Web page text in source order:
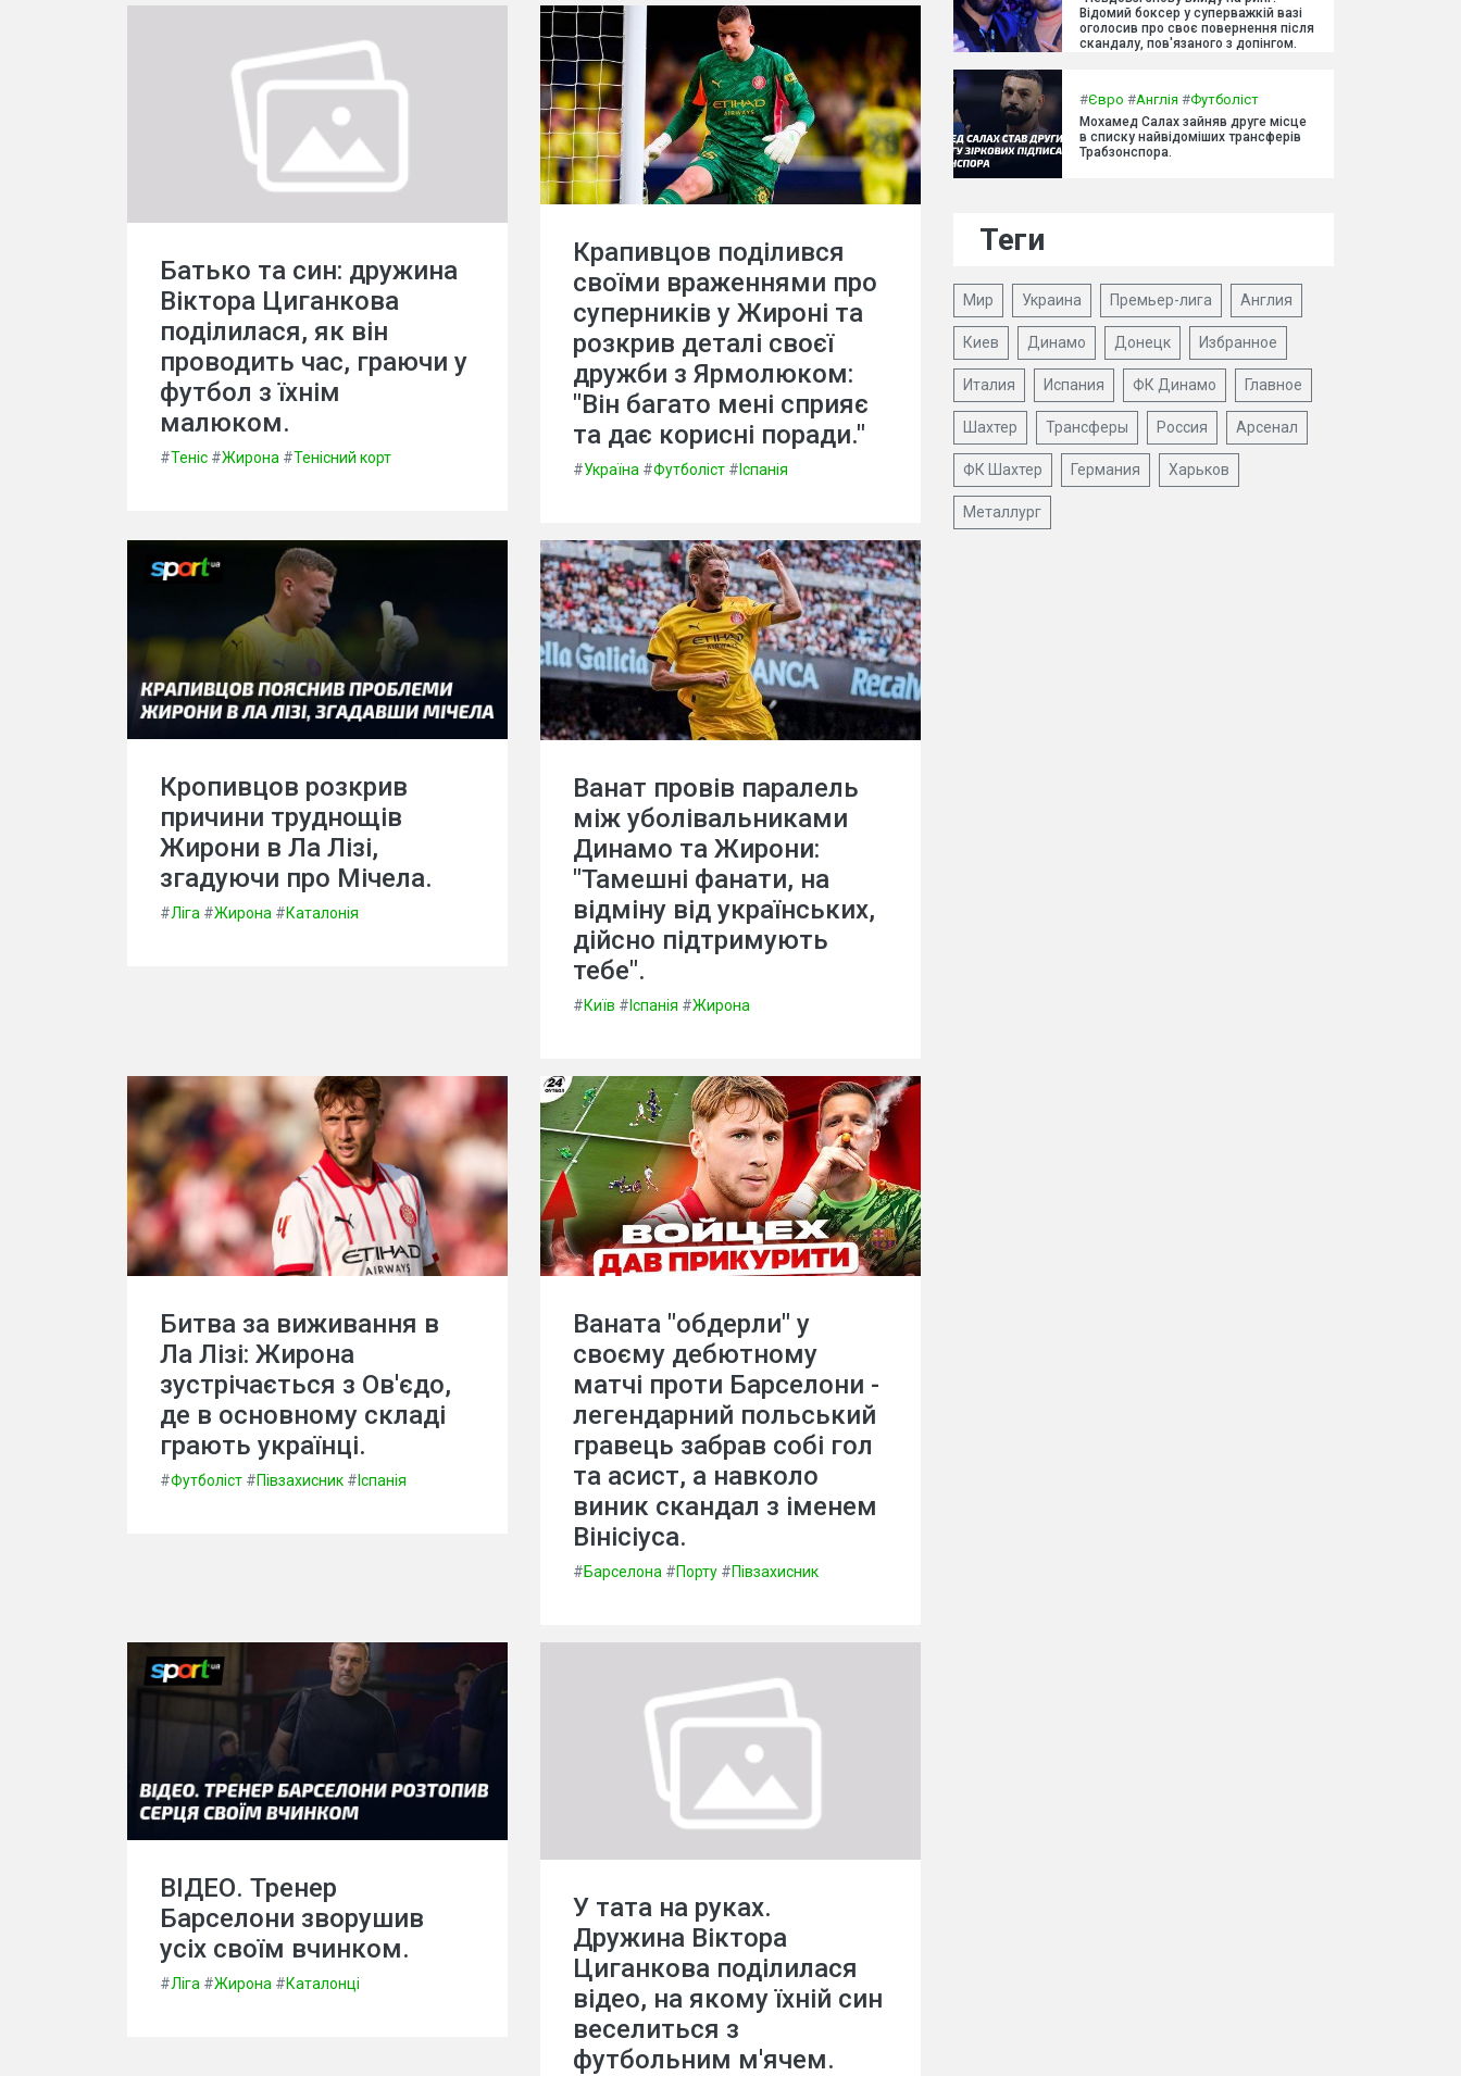
Батько та син: дружина
Віктора Циганкова
поділилася, як він
проводить час, граючи у
футбол з їхнім
малюком.
#Теніс #Жирона #Тенісний корт
Крапивцов поділився
своїми враженнями про
суперників у Жироні та
розкрив деталі своєї
дружби з Ярмолюком:
"Він багато мені сприяє
та дає корисні поради."
#Україна #Футболіст # Іспанія
Кропивцов розкрив
причини труднощів
Жирони в Ла Лізі,
згадуючи про Мічела.
#Ліга #Жирона #Каталонія
Ванат провів паралель
між уболівальниками
Динамо та Жирони:
"Тамешні фанати, на
відміну від українських,
дійсно підтримують
тебе".
#Київ # Іспанія #Жирона
Битва за виживання в
Ла Лізі: Жирона
зустрічається з Ов'єдо,
де в основному складі
грають українці.
#Футболіст #Півзахисник # Іспанія
Ваната "обдерли" у
своєму дебютному
матчі проти Барселони -
легендарний польський
гравець забрав собі гол
та асист, а навколо
виник скандал з іменем
Вінісіуса.
#Барселона #Порту #Півзахисник
ВІДЕО. Тренер
Барселони зворушив
усіх своїм вчинком.
#Ліга #Жирона #Каталонці
У тата на руках.
Дружина Віктора
Циганкова поділилася
відео, на якому їхній син
веселиться з
футбольним м'ячем.
Відомий боксер у суперважкій вазі
оголосив про своє повернення після
скандалу, пов'язаного з допінгом.
#Євро #Англія #Футболіст
Мохамед Салах зайняв друге місце
в списку найвідоміших трансферів
Трабзонспора.
Теги
Мир Украина Премьер-лига Англия
Киев Динамо Донецк Избранное
Италия Испания ФК Динамо Главное
Шахтер Трансферы Россия Арсенал
ФК Шахтер Германия Харьков
Металлург